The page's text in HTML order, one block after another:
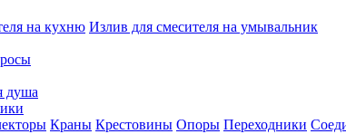
на кухню Излив для смесителя на умывальник
душа
Краны Крестовины Опоры Переходники